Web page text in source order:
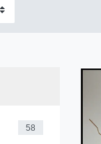
58